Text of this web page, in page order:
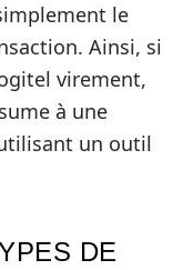
le
Ainsi, si
virement,
à une
un outil
DE